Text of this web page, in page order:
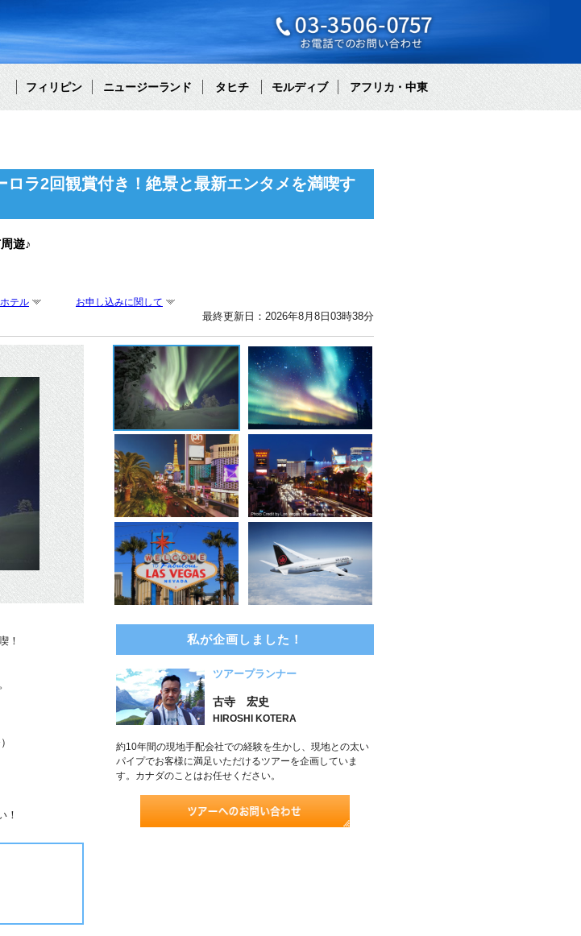
フィリピン ニュージーランド タヒチ モルディブ アフリカ・中東
ラ2回観賞付き！絶景と最新エンタメを満喫す
遊♪
テル お申し込みに関して
最終更新日：2026年8月8日03時38分
！
！
私が企画しました！
ツアープランナー
古寺 宏史
HIROSHI KOTERA
約10年間の現地手配会社での経験を生かし、現地との太い
パイプでお客様に満足いただけるツアーを企画していま
す。カナダのことはお任せください。